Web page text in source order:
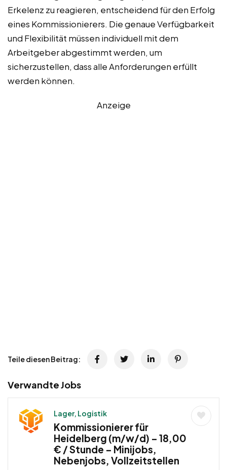
Erkelenz zu reagieren, entscheidend für den Erfolg
eines Kommissionierers. Die genaue Verfügbarkeit
und Flexibilität müssen individuell mit dem
Arbeitgeber abgestimmt werden, um
sicherzustellen, dass alle Anforderungen erfüllt
werden können.
Anzeige
Teile diesen Beitrag:
Verwandte Jobs
Lager, Logistik
Kommissionierer für
Heidelberg (m/w/d) – 18,00
€ / Stunde – Minijobs,
Nebenjobs, Vollzeitstellen